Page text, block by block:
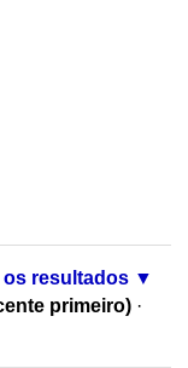
os resultados
primeiro) ·